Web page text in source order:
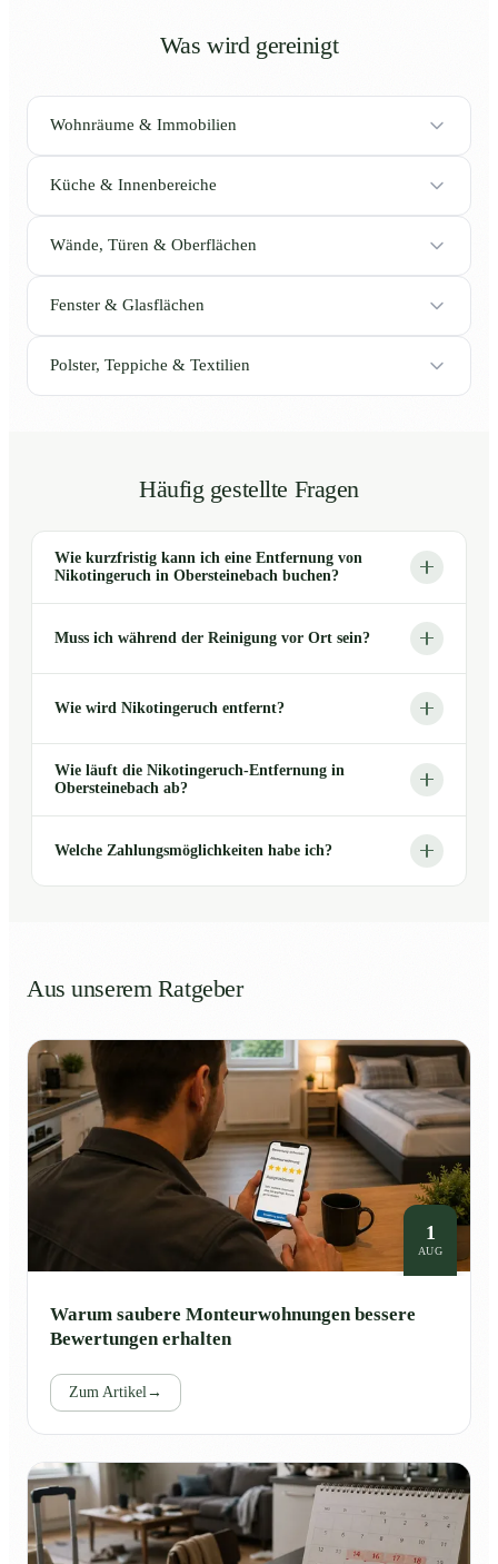
Was wird gereinigt
Wohnräume & Immobilien
Küche & Innenbereiche
Wände, Türen & Oberflächen
Fenster & Glasflächen
Polster, Teppiche & Textilien
Häufig gestellte Fragen
Wie kurzfristig kann ich eine Entfernung von
Nikotingeruch in Obersteinebach buchen?
Muss ich während der Reinigung vor Ort sein?
Wie wird Nikotingeruch entfernt?
Wie läuft die Nikotingeruch-Entfernung in
Obersteinebach ab?
Welche Zahlungsmöglichkeiten habe ich?
Aus unserem Ratgeber
1
AUG
Warum saubere Monteurwohnungen bessere
Bewertungen erhalten
Zum Artikel →